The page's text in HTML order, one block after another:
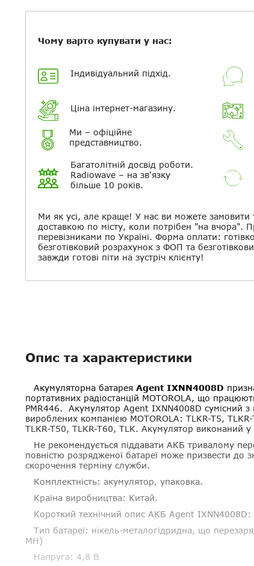
Чому варто купувати у нас:
Індивідуальний підхід.
Ціна інтернет-магазину.
Ми – офіційне
представництво.
Багатолітній досвід роботи.
Radiowave – на зв'язку
більше 10 років.
Ми як усі, але краще! У нас ви можете замовити
доставкою по місту, коли потрібен "на вчора".
перевізниками по Україні. Форма оплати:
безготівковий розрахунок з ФОП та
завжди готові піти на зустріч клієнту!
Опис та характеристики
Акумуляторна батарея Agent IXNN4008D
портативних радіостанцій MOTOROLA, що
PMR446. Акумулятор Agent IXNN4008D сумісний
вироблених компанією MOTOROLA: TLKR-T5,
TLKR-T50, TLKR-T60, TLK. Акумулятор виконаний у
Не рекомендується піддавати АКБ тривалому
повністю розрядженої батареї може призвести до
скорочення терміну служби.
Комплектність: акумулятор, упаковка.
Країна виробництва: Китай.
Короткий технічний опис АКБ Agent IXNN4008D:
Тип батареї: нікель-металогідридна, що
MH)
Напруга: 4,8 В